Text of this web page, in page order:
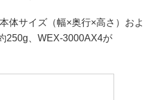
体サイズ（幅×奥行×高さ）およ
250g、WEX-3000AX4が